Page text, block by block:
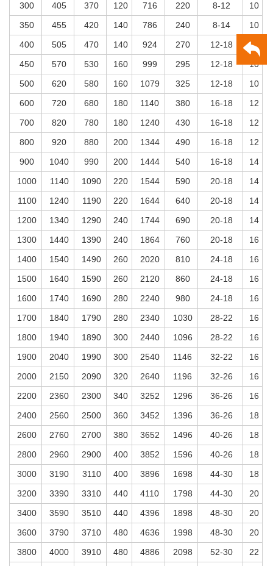
300 405 370 120 716 220 8-12
10
350
455 420 140 786 240 8-14
10
400
505 470 140 924 270 12-18
10
450
570 530 160 999 295 12-18
10
500
620 580 160 1079 325 12-18
10
600
720 680 180 1140 380 16-18
12
700
820 780 180 1240 430 16-18
12
800
920 880 200 1344 490 16-18
12
900
1040 990 200 1444 540 16-18
14
1000
1140 1090 220 1544 590 20-18
14
1100
1240 1190 220 1644 640 20-18
14
1200
1340 1290 240 1744 690 20-18
14
1300
1440 1390 240 1864 760 20-18
16
1400
1540 1490 260 2020 810 24-18
16
1500
1640 1590 260 2120 860 24-18
16
1600
1740 1690 280 2240 980 24-18
16
1700
1840 1790 280 2340 1030 28-22
16
1800
1940 1890 300 2440 1096 28-22
16
1900
2040 1990 300 2540 1146 32-22
16
2000
2150 2090 320 2640 1196 32-26
16
2200
2360 2300 340 3252 1296 36-26
16
2400
2560 2500 360 3452 1396 36-26
18
2600
2760 2700 380 3652 1496 40-26
18
2800
2960 2900 400 3852 1596 40-26
18
3000
3190 3110 400 3896 1698 44-30
18
3200
3390 3310 440 4110 1798 44-30
20
3400
3590 3510 440 4396 1898 48-30
20
3600
3790 3710 480 4636 1998 48-30
20
3800
4000 3910 480 4886 2098 52-30
22